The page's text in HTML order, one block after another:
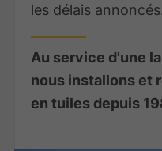
les délais
Au service d'une
nous installons et
en tuiles depuis